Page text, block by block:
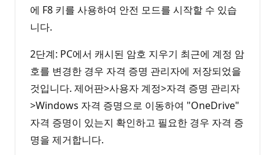
에 F8 키를 사용하여 안전 모드를 시작할 수 있습
니다.
2단계: PC에서 캐시된 암호 지우기 최근에 계정 암
호를 변경한 경우 자격 증명 관리자에 저장되었을
것입니다. 제어판>사용자 계정>자격 증명 관리자
>Windows 자격 증명으로 이동하여 "OneDrive"
자격 증명이 있는지 확인하고 필요한 경우 자격 증
명을 제거합니다.